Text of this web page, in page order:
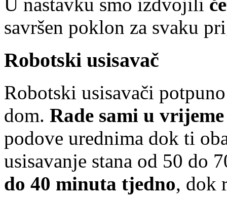
savršen poklon za svaku
Robotski usisavač
Robotski usisavači
dom. Rade sami u
podove urednima dok ti
usisavanje stana od 50 do
do 40 minuta tjedno, dok